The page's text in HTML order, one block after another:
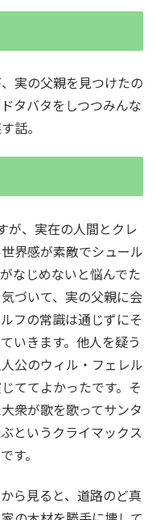
実の父親を見つけたの
タバタをしつつみんな
話。
が、実在の人間とクレ
界感が素敵でシュール
なじめないと悩んでた
づいて、実の父親に会
フの常識は通じずにそ
いきます。他人を疑う
公のウィル・フェレル
ててよかったです。そ
衆が歌を歌ってサンタ
というクライマックス
す。
ら見ると、道路のど真